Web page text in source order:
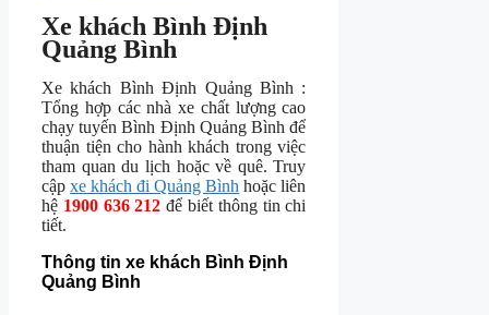
Xe khách Bình Định
Quảng Bình
Xe khách Bình Định Quảng Bình :
Tổng hợp các nhà xe chất lượng cao
chạy tuyến Bình Định Quảng Bình để
thuận tiện cho hành khách trong việc
tham quan du lịch hoặc về quê. Truy
cậpxe khách đi Quảng Bình hoặc liên
hệ 1900 636 212để biết thông tin chi
tiết.
Thông tin xe khách Bình Định
Quảng Bình